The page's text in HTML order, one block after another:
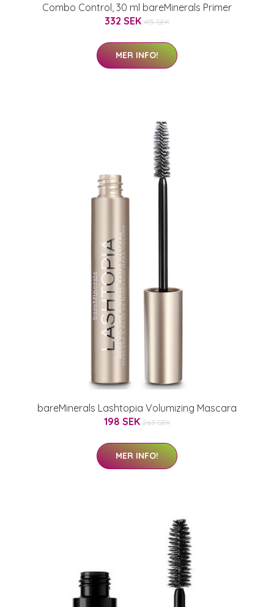
Combo Control, 30 ml bareMinerals Primer
332 SEK 415 SEK
MER INFO!
bareMinerals Lashtopia Volumizing Mascara
198 SEK 263 SEK
MER INFO!